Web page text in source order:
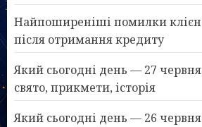
Найпоширеніші помилки
після отримання кредиту
Який сьогодні день — 27 червня
свято, прикмети, історія
Який сьогодні день — 26 червня